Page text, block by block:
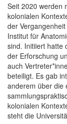
Seit 2020 werden
kolonialen
der
Institut für
sind. Initiiert hatte
der Erforschung
auch
beteiligt. Es gab
anderem über die
kolonialen
steht die